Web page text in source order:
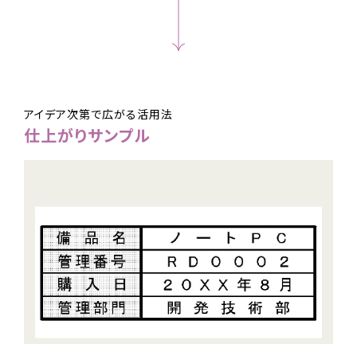
アイデア次第で広がる活用法
仕上がりサンプル